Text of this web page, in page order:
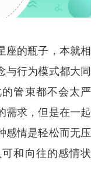
的瓶子，本就相
与行为模式都大同
管束都不会太严
需求，但是在一起
感情是轻松而无压
和向往的感情状